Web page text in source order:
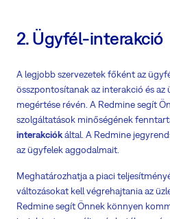
2. Ügyfél-interakció
A legjobb szervezetek főként az
összpontosítanak az interakció és az
megértése révén. A Redmine segít
szolgáltatások minőségének
interakciókáltal. A Redmine
az ügyfelek aggodalmait.
Meghatározhatja a piaci
változásokat kell végrehajtania az
Redmine segít Önnek könnyen